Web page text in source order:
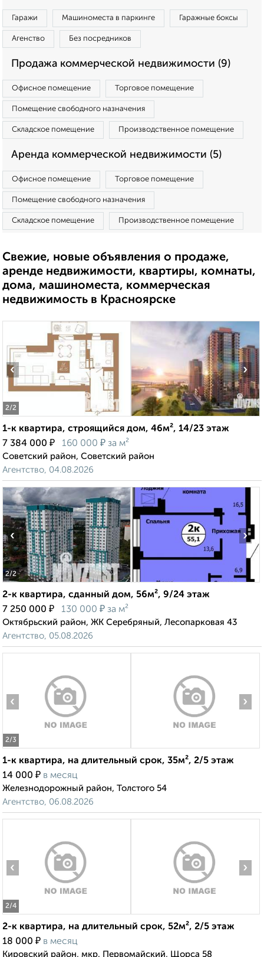
Гаражи Машиноместа в паркинге Гаражные боксы
Агенство Без посредников
Продажа коммерческой недвижимости (9)
Офисное помещение Торговое помещение
Помещение свободного назначения
Складское помещение Производственное помещение
Аренда коммерческой недвижимости (5)
Офисное помещение Торговое помещение
Помещение свободного назначения
Складское помещение Производственное помещение
Свежие, новые объявления о продаже,
аренде недвижимости, квартиры, комнаты,
дома, машиноместа, коммерческая
недвижимость в Красноярске
2/2
‹ ›
1-к квартира, строящийся дом, 46м², 14/23 этаж
7 384 000 ₽ 160 000 ₽ за м²
Советский район, Советский район
Агентство, 04.08.2026
2/2
‹ ›
2-к квартира, сданный дом, 56м², 9/24 этаж
7 250 000 ₽ 130 000 ₽ за м²
Октябрьский район, ЖК Серебряный, Лесопарковая 43
Агентство, 05.08.2026
2/3
‹ ›
1-к квартира, на длительный срок, 35м², 2/5 этаж
14 000 ₽ в месяц
Железнодорожный район, Толстого 54
Агентство, 06.08.2026
2/4
‹ ›
2-к квартира, на длительный срок, 52м², 2/5 этаж
18 000 ₽ в месяц
Кировский район, мкр. Первомайский, Щорса 58